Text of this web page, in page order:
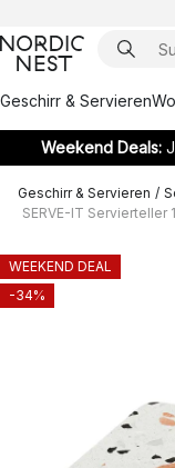
Geschirr & Servieren
Weekend Deals:
Geschirr & Servieren /
SERVE-IT Servierteller
WEEKEND DEAL
-34%